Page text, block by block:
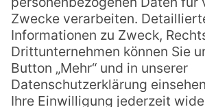
Besonderes gönnen möchte,
Floating Breakfastservieren
üppiges Frühstück auf einem
das direkt im eigenen Pool